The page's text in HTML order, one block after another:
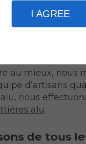
I AGREE
de bandeaux
assurons des
nous disposons
à bien
au mieux, nous
d’artisans
nous
alu.
de tous